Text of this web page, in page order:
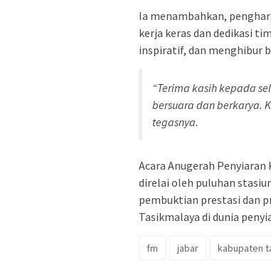
Ia menambahkan,
kerja keras dan dedikasi
inspiratif, dan menghibur
“Terima kasih kepada
bersuara dan berkarya.
tegasnya.
Acara Anugerah
direlai oleh puluhan
pembuktian prestasi dan
Tasikmalaya di dunia
fm jabar kabupaten